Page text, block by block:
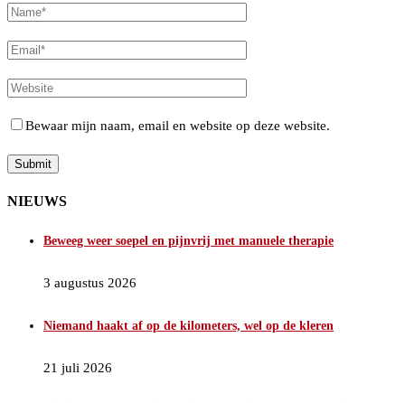
Bewaar mijn naam, email en website op deze website.
NIEUWS
Beweeg weer soepel en pijnvrij met manuele therapie
3 augustus 2026
Niemand haakt af op de kilometers, wel op de kleren
21 juli 2026